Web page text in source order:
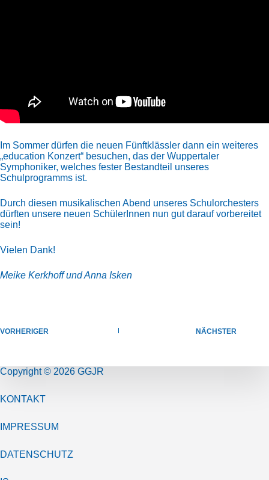
Im Sommer dürfen die neuen Fünftklässler dann ein weiteres
„education Konzert“ besuchen, das der Wuppertaler
Symphoniker, welches fester Bestandteil unseres
Schulprogramms ist.
Durch diesen musikalischen Abend unseres Schulorchesters
dürften unsere neuen SchülerInnen nun gut darauf vorbereitet
sein!
Vielen Dank!
Meike Kerkhoff und Anna Isken
VORHERIGER NÄCHSTER
Copyright © 2026 GGJR
KONTAKT
IMPRESSUM
DATENSCHUTZ